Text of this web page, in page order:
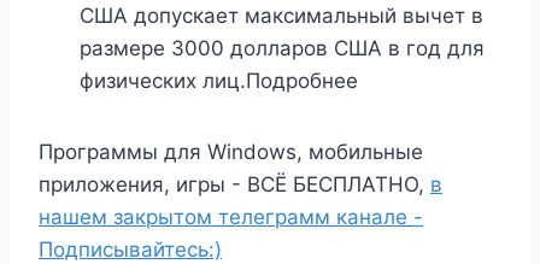
США допускает максимальный вычет в
размере 3000 долларов США в год для
физических лиц.Подробнее
Программы для Windows, мобильные
приложения, игры - ВСЁ БЕСПЛАТНО, в
нашем закрытом телеграмм канале -
Подписывайтесь:)